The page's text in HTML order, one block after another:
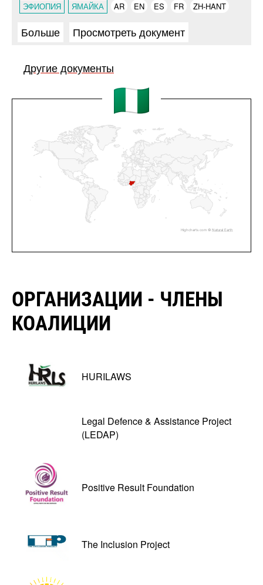
ЭФИОПИЯ
ЯМАЙКА AR EN ES FR ZH-HANT
Больше Просмотреть документ
Другие документы
Highcharts.com © Natural Earth
ОРГАНИЗАЦИИ - ЧЛЕНЫ
КОАЛИЦИИ
HURILAWS
Legal Defence & Assistance Project
(LEDAP)
Positive Result Foundation
The Inclusion Project